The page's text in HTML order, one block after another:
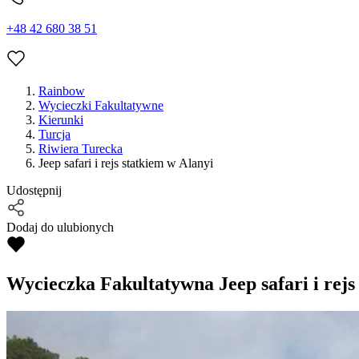
+48 42 680 38 51
Rainbow
Wycieczki Fakultatywne
Kierunki
Turcja
Riwiera Turecka
Jeep safari i rejs statkiem w Alanyi
Udostępnij
Dodaj do ulubionych
Wycieczka Fakultatywna Jeep safari i